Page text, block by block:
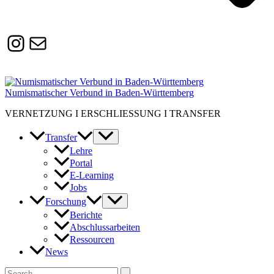
Instagram
Susanne.Boerner@zaw.uni-
heidelberg.de
Numismatischer Verbund in Baden-Württemberg
VERNETZUNG I ERSCHLIESSUNG I TRANSFER
Transfer
Lehre
Portal
E-Learning
Jobs
Forschung
Berichte
Abschlussarbeiten
Ressourcen
News